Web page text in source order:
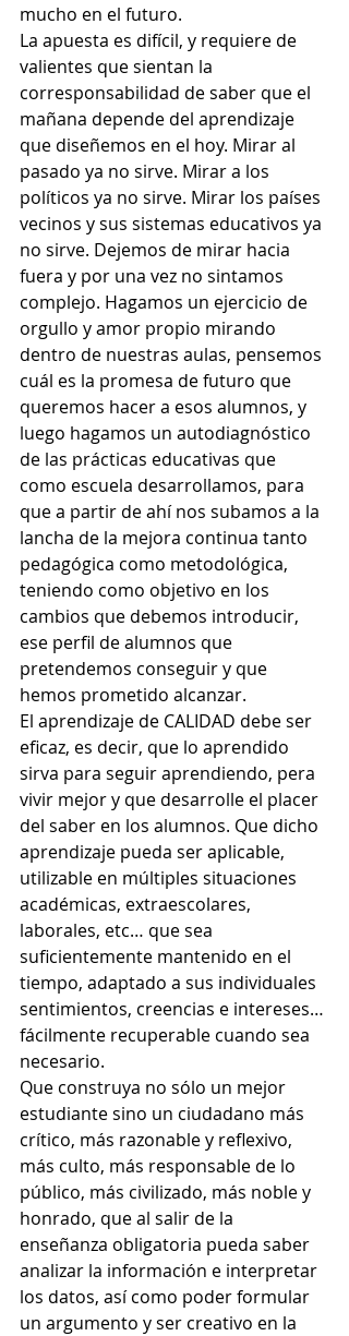
mucho en el futuro.
La apuesta es difícil, y requiere de
valientes que sientan la
corresponsabilidad de saber que el
mañana depende del aprendizaje
que diseñemos en el hoy. Mirar al
pasado ya no sirve. Mirar a los
políticos ya no sirve. Mirar los países
vecinos y sus sistemas educativos ya
no sirve. Dejemos de mirar hacia
fuera y por una vez no sintamos
complejo. Hagamos un ejercicio de
orgullo y amor propio mirando
dentro de nuestras aulas, pensemos
cuál es la promesa de futuro que
queremos hacer a esos alumnos, y
luego hagamos un autodiagnóstico
de las prácticas educativas que
como escuela desarrollamos, para
que a partir de ahí nos subamos a la
lancha de la mejora continua tanto
pedagógica como metodológica,
teniendo como objetivo en los
cambios que debemos introducir,
ese perfil de alumnos que
pretendemos conseguir y que
hemos prometido alcanzar.
El aprendizaje de CALIDAD debe ser
eficaz, es decir, que lo aprendido
sirva para seguir aprendiendo, pera
vivir mejor y que desarrolle el placer
del saber en los alumnos. Que dicho
aprendizaje pueda ser aplicable,
utilizable en múltiples situaciones
académicas, extraescolares,
laborales, etc… que sea
suficientemente mantenido en el
tiempo, adaptado a sus individuales
sentimientos, creencias e intereses…
fácilmente recuperable cuando sea
necesario.
Que construya no sólo un mejor
estudiante sino un ciudadano más
crítico, más razonable y reflexivo,
más culto, más responsable de lo
público, más civilizado, más noble y
honrado, que al salir de la
enseñanza obligatoria pueda saber
analizar la información e interpretar
los datos, así como poder formular
un argumento y ser creativo en la